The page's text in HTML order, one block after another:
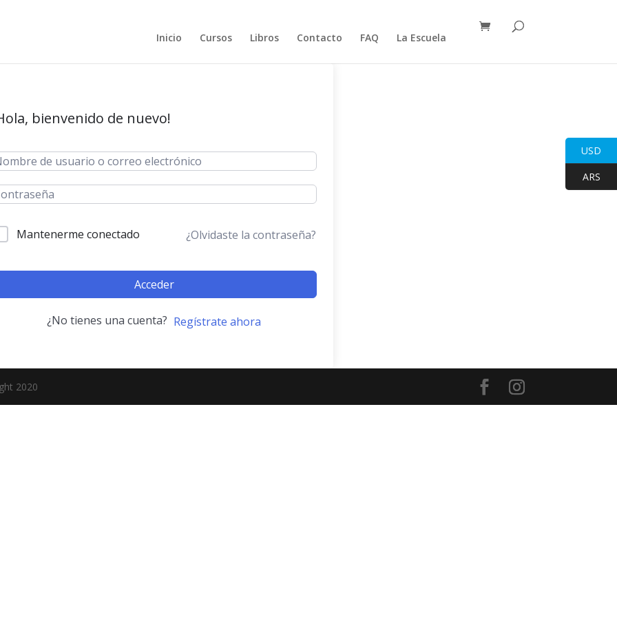
Inicio Cursos Libros Contacto FAQ La Escuela
bienvenido de nuevo!
Mantenerme conectado ¿Olvidaste la contraseña?
Acceder
¿No tienes una cuenta? Regístrate ahora
2020
USD
ARS